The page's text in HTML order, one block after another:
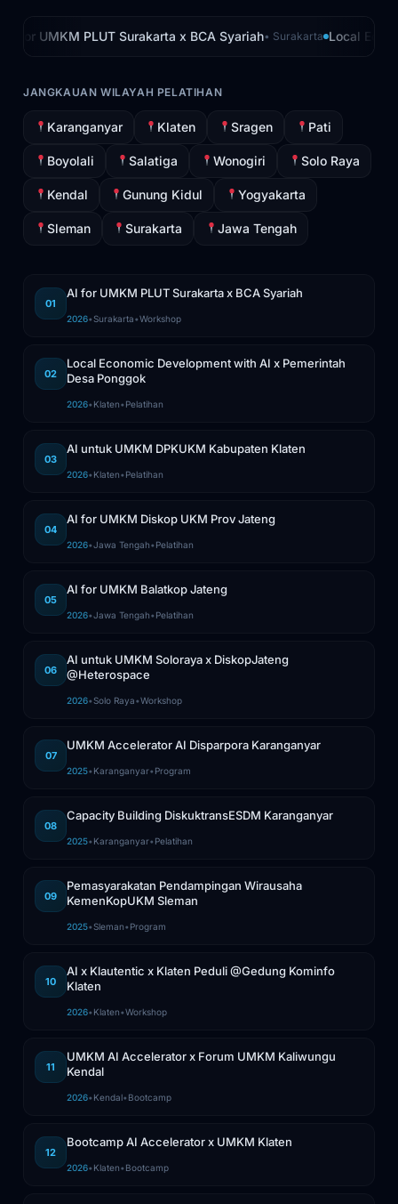
for UMKM PLUT Surakarta x BCA Syariah•Surakarta Local
JANGKAUAN WILAYAH PELATIHAN
Karanganyar Klaten Sragen Pati
Boyolali Salatiga Wonogiri Solo Raya
Kendal Gunung Kidul Yogyakarta
Sleman Surakarta Jawa Tengah
01
AI for UMKM PLUT Surakarta x BCA Syariah
2026•Surakarta•Workshop
02
Local Economic Development with AI x Pemerintah
Desa Ponggok
2026• Klaten• Pelatihan
03
AI untuk UMKM DPKUKM Kabupaten Klaten
2026• Klaten• Pelatihan
04
AI for UMKM Diskop UKM Prov Jateng
2026•Jawa Tengah• Pelatihan
05
AI for UMKM Balatkop Jateng
2026•Jawa Tengah• Pelatihan
06
AI untuk UMKM Soloraya x DiskopJateng
@Heterospace
2026•Solo Raya•Workshop
07
UMKM Accelerator AI Disparpora Karanganyar
2025• Karanganyar• Program
08
Capacity Building DiskuktransESDM Karanganyar
2025• Karanganyar• Pelatihan
09
Pemasyarakatan Pendampingan Wirausaha
KemenKopUKM Sleman
2025•Sleman• Program
10
AI x Klautentic x Klaten Peduli @Gedung Kominfo
Klaten
2026• Klaten•Workshop
11
UMKM AI Accelerator x Forum UMKM Kaliwungu
Kendal
2026• Kendal• Bootcamp
12
Bootcamp AI Accelerator x UMKM Klaten
2026• Klaten• Bootcamp